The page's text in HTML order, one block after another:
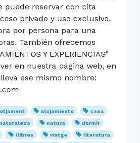
puede reservar con cita
privado y uso exclusivo.
por persona para una
También ofrecemos
Y EXPERIENCIAS"
en nuestra página web, en
ese mismo nombre:
alojamiento
casa
naturaleza natura
dormir
llibres viatge
literatura